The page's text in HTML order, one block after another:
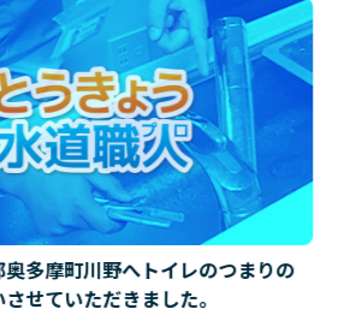
多摩町川野へトイレのつまりの
せていただきました。